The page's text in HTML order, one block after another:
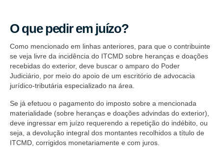
O que pedir em juízo?
Como mencionado em linhas anteriores, para que o contribuinte
se veja livre da incidência do ITCMD sobre heranças e doações
recebidas do exterior, deve buscar o amparo do Poder
Judiciário, por meio do apoio de um escritório de advocacia
jurídico-tributária especializado na área.
Se já efetuou o pagamento do imposto sobre a mencionada
materialidade (sobre heranças e doações advindas do exterior),
deve ingressar em juízo requerendo a repetição do indébito, ou
seja, a devolução integral dos montantes recolhidos a título de
ITCMD, corrigidos monetariamente e com juros.